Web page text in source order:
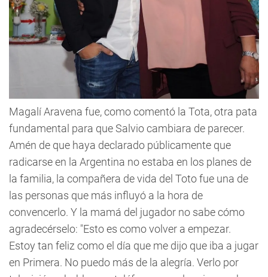
Magalí Aravena fue, como comentó la Tota, otra pata
fundamental para que Salvio cambiara de parecer.
Amén de que haya declarado públicamente que
radicarse en la Argentina no estaba en los planes de
la familia, la compañera de vida del Toto fue una de
las personas que más influyó a la hora de
convencerlo. Y la mamá del jugador no sabe cómo
agradecérselo: "Esto es como volver a empezar.
Estoy tan feliz como el día que me dijo que iba a jugar
en Primera. No puedo más de la alegría. Verlo por